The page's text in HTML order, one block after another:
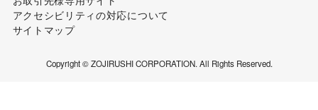
アクセシビリティの対応について
サイトマップ
Copyright © ZOJIRUSHI CORPORATION. All Rights Reserved.